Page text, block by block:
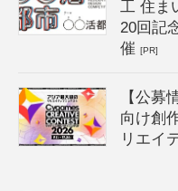
工 住ま
20回記
催[PR]
【公募
向け創
リエイ